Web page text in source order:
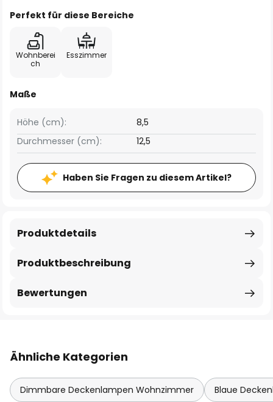
Perfekt für diese Bereiche
Wohnberei
ch
Esszimmer
Maße
Höhe (cm):
8,5
Durchmesser (cm):
12,5
Haben Sie Fragen zu diesem Artikel?
Produktbeschreibung
Produktdetails
Bewertungen
Ähnliche Kategorien
Dimmbare Deckenlampen Wohnzimmer Blaue